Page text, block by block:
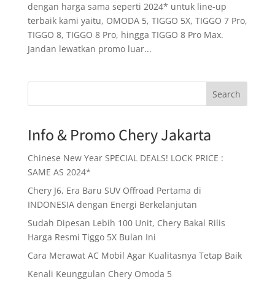
dengan harga sama seperti 2024* untuk line-up
terbaik kami yaitu, OMODA 5, TIGGO 5X, TIGGO 7 Pro,
TIGGO 8, TIGGO 8 Pro, hingga TIGGO 8 Pro Max.
Jandan lewatkan promo luar...
Search
Info & Promo Chery Jakarta
Chinese New Year SPECIAL DEALS! LOCK PRICE :
SAME AS 2024*
Chery J6, Era Baru SUV Offroad Pertama di
INDONESIA dengan Energi Berkelanjutan
Sudah Dipesan Lebih 100 Unit, Chery Bakal Rilis
Harga Resmi Tiggo 5X Bulan Ini
Cara Merawat AC Mobil Agar Kualitasnya Tetap Baik
Kenali Keunggulan Chery Omoda 5